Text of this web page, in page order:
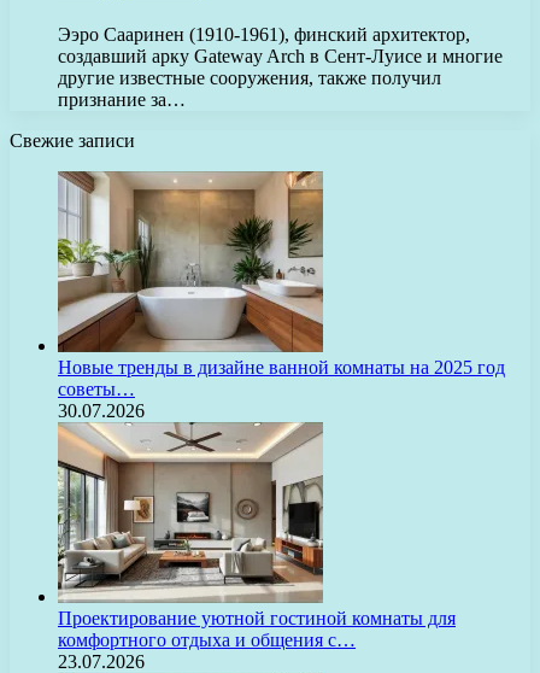
Ээро Сааринен (1910-1961), финский архитектор,
создавший арку Gateway Arch в Сент-Луисе и многие
другие известные сооружения, также получил
признание за…
Свежие записи
Новые тренды в дизайне ванной комнаты на 2025 год
советы…
30.07.2026
Проектирование уютной гостиной комнаты для
комфортного отдыха и общения с…
23.07.2026